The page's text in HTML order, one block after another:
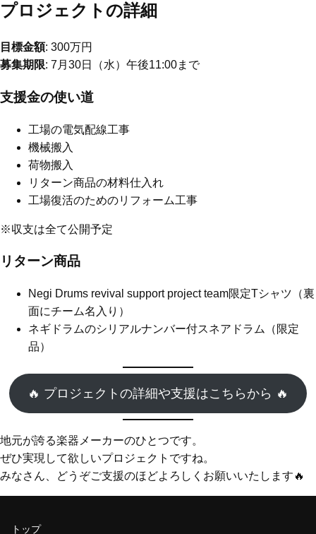
プロジェクトの詳細
目標金額: 300万円
募集期限: 7月30日（水）午後11:00まで
支援金の使い道
工場の電気配線工事
機械搬入
荷物搬入
リターン商品の材料仕入れ
工場復活のためのリフォーム工事
※収支は全て公開予定
リターン商品
Negi Drums revival support project team限定Tシャツ（裏
面にチーム名入り）
ネギドラムのシリアルナンバー付スネアドラム（限定
品）
🔥 プロジェクトの詳細や支援はこちらから 🔥
地元が誇る楽器メーカーのひとつです。
ぜひ実現して欲しいプロジェクトですね。
みなさん、どうぞご支援のほどよろしくお願いいたします🔥
トップ